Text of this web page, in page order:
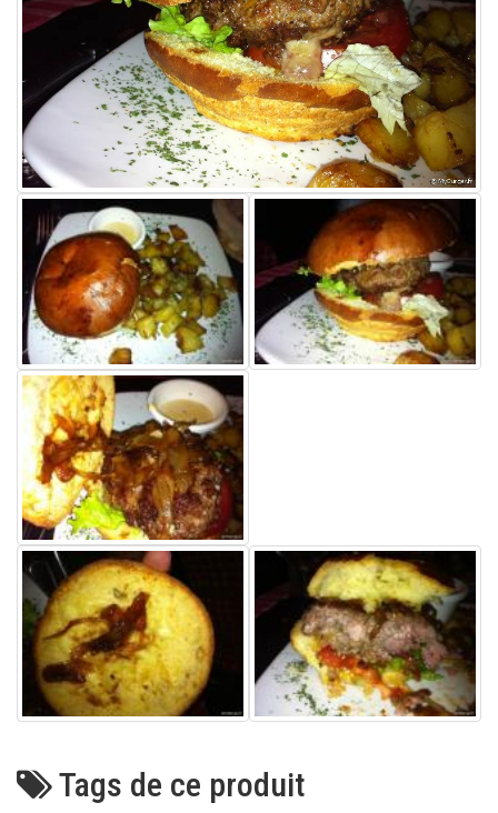
Tags de ce produit